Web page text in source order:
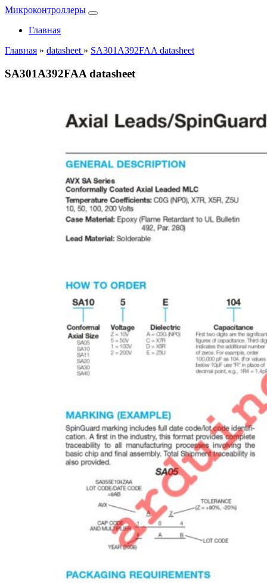
Микроконтроллеры
Главная
Главная » datasheet » SA301A392FAA datasheet
SA301A392FAA datasheet